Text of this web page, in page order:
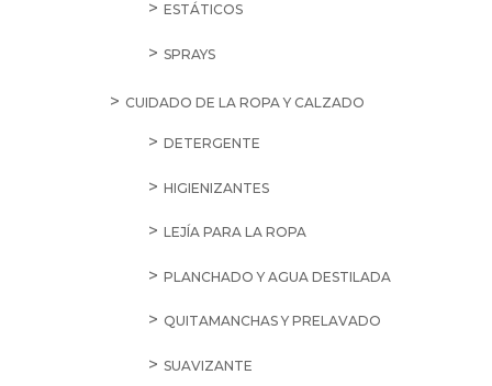
ESTÁTICOS
SPRAYS
CUIDADO DE LA ROPA Y CALZADO
DETERGENTE
HIGIENIZANTES
LEJÍA PARA LA ROPA
PLANCHADO Y AGUA DESTILADA
QUITAMANCHAS Y PRELAVADO
SUAVIZANTE